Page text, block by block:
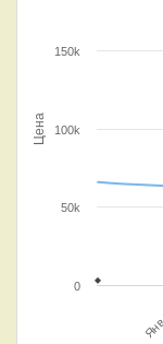
Цена
0
50k
100k
150k